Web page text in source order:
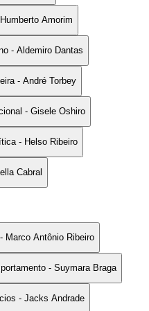
Amorim
- Aldemiro Dantas
- André Torbey
- Gisele Oshiro
- Helso Ribeiro
Cabral
Marco Antônio Ribeiro
- Suymara Braga
- Jacks Andrade